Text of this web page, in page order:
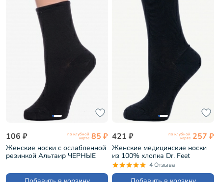
106 ₽ по клубной
карте 85 ₽
Женские носки с ослабленной
резинкой Альтаир ЧЕРНЫЕ
421 ₽ по клубной
карте 257 ₽
Женские медицинские носки
из 100% хлопка Dr. Feet
ЧЕРНЫЕ (15DF7)
4 Отзыва